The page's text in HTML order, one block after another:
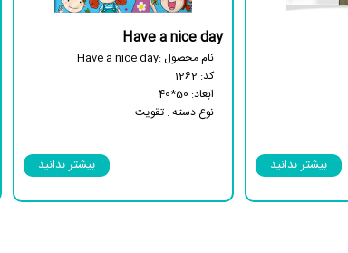
بیشتر بدانید
Have a nice day
نام محصول :Have a nice day
کد: 1262
ابعاد: 50*40
نوع دسته : تقویت
بیشتر بدانید